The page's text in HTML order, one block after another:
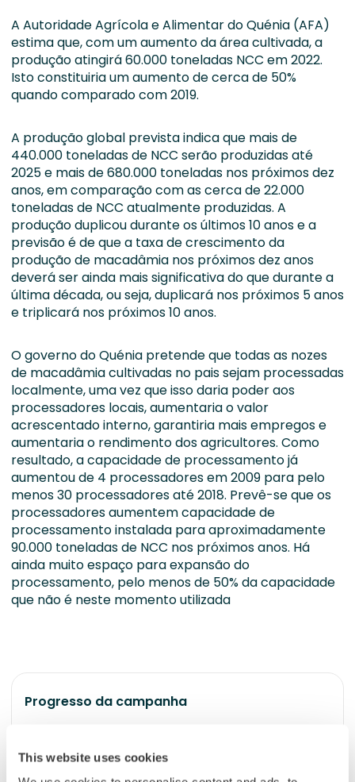
This website uses cookies
A Autoridade Agrícola e Alimentar do Quénia (AFA)
estima que, com um aumento da área cultivada, a
produção atingirá 60.000 toneladas NCC em 2022.
Isto constituiria um aumento de cerca de 50%
quando comparado com 2019.
A produção global prevista indica que mais de
440.000 toneladas de NCC serão produzidas até
2025 e mais de 680.000 toneladas nos próximos dez
anos, em comparação com as cerca de 22.000
toneladas de NCC atualmente produzidas. A
produção duplicou durante os últimos 10 anos e a
previsão é de que a taxa de crescimento da
produção de macadâmia nos próximos dez anos
deverá ser ainda mais significativa do que durante a
última década, ou seja, duplicará nos próximos 5 anos
e triplicará nos próximos 10 anos.
O governo do Quénia pretende que todas as nozes
de macadâmia cultivadas no pais sejam processadas
localmente, uma vez que isso daria poder aos
processadores locais, aumentaria o valor
acrescentado interno, garantiria mais empregos e
aumentaria o rendimento dos agricultores. Como
resultado, a capacidade de processamento já
aumentou de 4 processadores em 2009 para pelo
menos 30 processadores até 2018. Prevê-se que os
processadores aumentem capacidade de
processamento instalada para aproximadamente
90.000 toneladas de NCC nos próximos anos. Há
ainda muito espaço para expansão do
processamento, pelo menos de 50% da capacidade
que não é neste momento utilizada
Progresso da campanha